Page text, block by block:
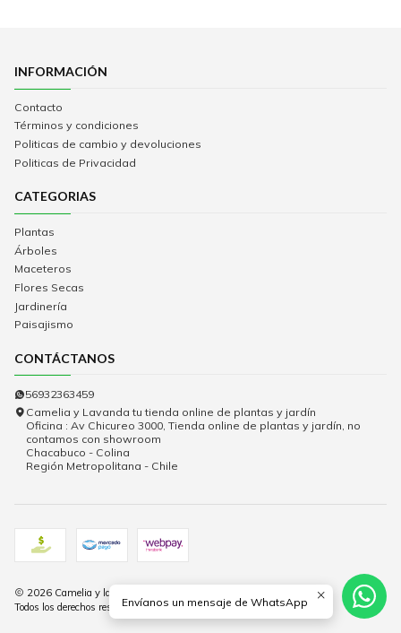
INFORMACIÓN
Contacto
Términos y condiciones
Politicas de cambio y devoluciones
Politicas de Privacidad
CATEGORIAS
Plantas
Árboles
Maceteros
Flores Secas
Jardinería
Paisajismo
CONTÁCTANOS
56932363459
Camelia y Lavanda tu tienda online de plantas y jardín
Oficina : Av Chicureo 3000, Tienda online de plantas y jardín, no
contamos con showroom
Chacabuco - Colina
Región Metropolitana - Chile
2026 Camelia y lavanda.
Todos los derechos reservados. Desarrollado por Jumpseller.
Envíanos un mensaje de WhatsApp